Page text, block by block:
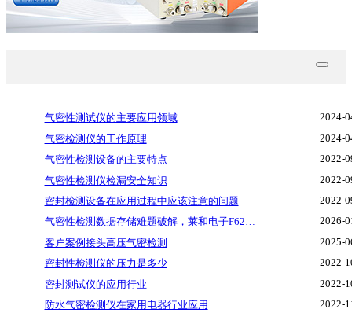
气密性测试仪的主要应用领域
2024-
气密检测仪的工作原理
2024-
气密性检测设备的主要特点
2022-
气密性检测仪检漏安全知识
2022-
密封检测设备在应用过程中应该注意的问题
2022-
气密性检测数据存储难题破解，莱和电子F620提供智能解决方案
2026-
客户案例接头高压气密检测
2025-
密封性检测仪的压力是多少
2022-
密封测试仪的应用行业
2022-
防水气密检测仪在家用电器行业应用
2022-